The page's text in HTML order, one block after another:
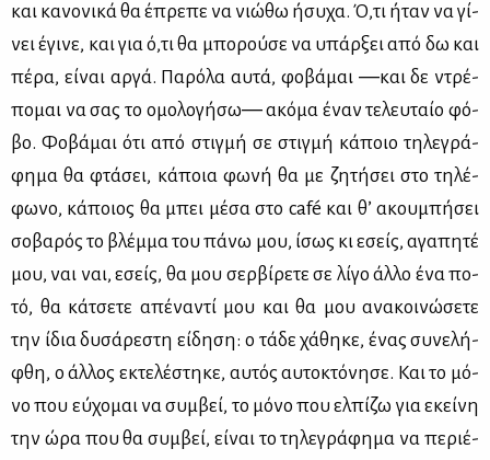
και κα­νο­νι­κά θα έπρε­πε να νιώ­θω ήσυ­χα. Ό,τι ήταν να γί­
νει έγι­νε, και για ό,τι θα μπο­ρού­σε να υπάρ­ξει από δω και
πέ­ρα, εί­ναι αρ­γά. Πα­ρό­λα αυ­τά, φο­βά­μαι ―και δε ντρέ­
πο­μαι να σας το ομο­λο­γή­σω― ακό­μα έναν τε­λευ­ταίο φό­
βο. Φο­βά­μαι ότι από στιγ­μή σε στιγ­μή κά­ποιο τη­λε­γρά­
φη­μα θα φτά­σει, κά­ποια φω­νή θα με ζη­τή­σει στο τη­λέ­
φω­νο, κά­ποιος θα μπει μέ­σα στο café και θ’ ακου­μπή­σει
σο­βα­ρός το βλέμ­μα του πά­νω μου, ίσως κι εσείς, αγα­πη­τέ
μου, ναι ναι, εσείς, θα μου σερ­βί­ρε­τε σε λί­γο άλ­λο ένα πο­
τό, θα κά­τσε­τε απέ­να­ντί μου και θα μου ανα­κοι­νώ­σε­τε
την ίδια δυ­σά­ρε­στη εί­δη­ση: ο τά­δε χά­θη­κε, ένας συ­νε­λή­
φθη, ο άλ­λος εκτε­λέ­στη­κε, αυ­τός αυ­το­κτό­νη­σε. Και το μό­
νο που εύ­χο­μαι να συμ­βεί, το μό­νο που ελ­πί­ζω για εκεί­νη
την ώρα που θα συμ­βεί, εί­ναι το τη­λε­γρά­φη­μα να πε­ριέ­